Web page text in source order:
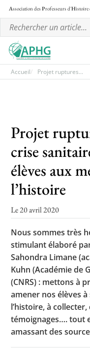
Association desProfesseurs d'Histoire
Les
Lettre
Les
Accueil Projet ruptures...
Projet
crise
élèves aux
l’histoire
Le 20 avril 2020
Nous sommes très
stimulant élaboré
Sahondra Limane
Kuhn (Académie de
(CNRS) : mettons à
amener nos élèves
l’histoire, à
témoignages…. tout
amassant des